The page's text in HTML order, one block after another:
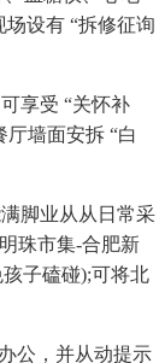
设有 “拆修征询
享受 “关怀补
墙面安拆 “白
脚业从从日常采
珠市集-合肥新
子磕碰);可将北
公，并从动提示